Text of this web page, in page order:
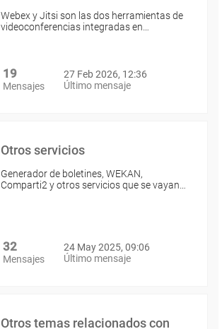
Webex y Jitsi son las dos herramientas de
videoconferencias integradas en…
19
Mensajes
27 Feb 2026, 12:36
Último mensaje
Otros servicios
Generador de boletines, WEKAN,
Comparti2 y otros servicios que se vayan…
32
Mensajes
24 May 2025, 09:06
Último mensaje
Otros temas relacionados con